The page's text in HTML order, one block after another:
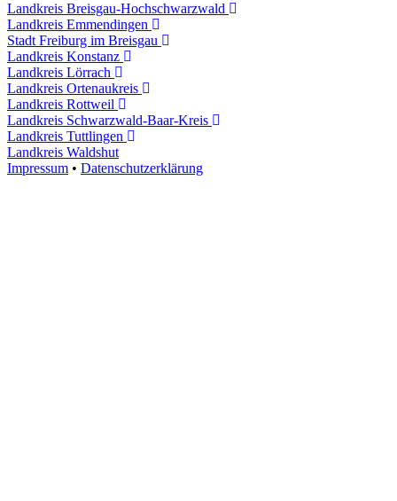
Landkreis Breisgau-Hochschwarzwald
Landkreis Emmendingen
Stadt Freiburg im Breisgau
Landkreis Konstanz
Landkreis Lörrach
Landkreis Ortenaukreis
Landkreis Rottweil
Landkreis Schwarzwald-Baar-Kreis
Landkreis Tuttlingen
Landkreis Waldshut
Impressum • Datenschutzerklärung